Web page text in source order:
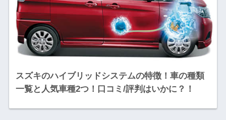
スズキのハイブリッドシステムの特徴！車の種類
一覧と人気車種2つ！口コミ/評判はいかに？！